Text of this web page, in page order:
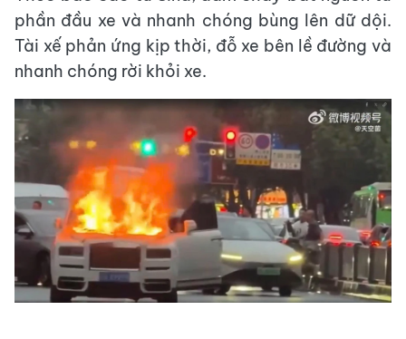
phần đầu xe và nhanh chóng bùng lên dữ dội.
Tài xế phản ứng kịp thời, đỗ xe bên lề đường và
nhanh chóng rời khỏi xe.